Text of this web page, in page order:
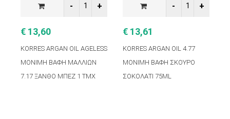
€ 13,60
KORRES ARGAN OIL AGELESS
ΜΟΝΙΜΗ ΒΑΦΗ ΜΑΛΛΙΩΝ
7.17 ΞΑΝΘΟ ΜΠΕΖ 1 ΤΜΧ
€ 13,61
KORRES ARGAN OIL 4.77
ΜΟΝΙΜΗ ΒΑΦΗ ΣΚΟΥΡΟ
ΣΟΚΟΛΑΤΙ 75ML